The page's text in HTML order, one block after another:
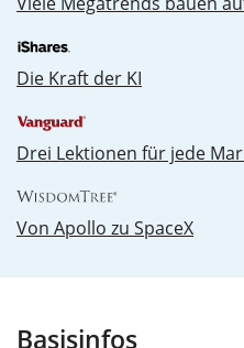
Die Kraft der KI
Drei Lektionen für jede
Von Apollo zu SpaceX
Basisinfos